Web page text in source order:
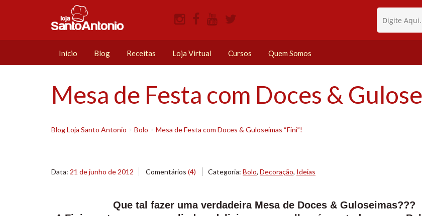
Início Blog Receitas Loja Virtual Cursos Quem Somos
Mesa de Festa com Doces &
Blog Loja Santo Antonio Bolo Mesa de Festa com Doces & Guloseimas “Fini”!
Data: 21 de junho de 2012 Comentários (4) Categoria: Bolo, Decoração, Ideias
Que tal fazer uma verdadeira Mesa de Doces & Guloseimas???